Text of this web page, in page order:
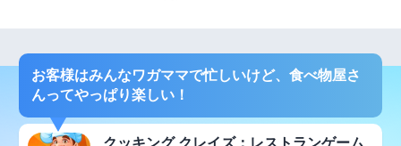
お客様はみんなワガママで忙しいけど、食べ物屋さ
んってやっぱり楽しい！